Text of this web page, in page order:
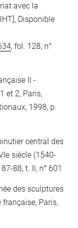
avec la
Disponible
, fol. 128, n°
II -
et 2, Paris,
1998, p.
central des
siècle (1540-
88, t. II, n° 601
des sculptures
française, Paris,